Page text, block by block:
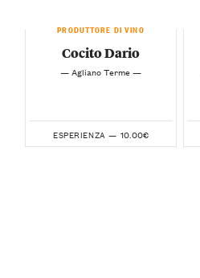
PRODUTTORE DI VINO
Cocito Dario
— Agliano Terme —
ESPERIENZA — 10.00€